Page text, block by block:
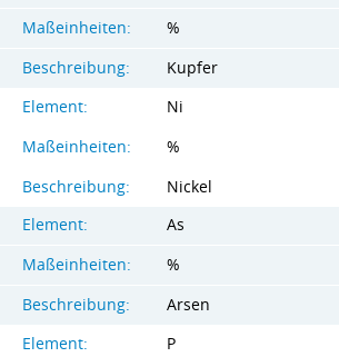
Maßeinheiten:
%
Beschreibung:
Kupfer
Element:
Ni
Maßeinheiten:
%
Beschreibung:
Nickel
Element:
As
Maßeinheiten:
%
Beschreibung:
Arsen
Element:
P